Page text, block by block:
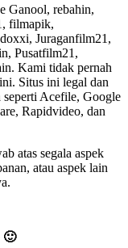
Ganool, rebahin,
filmapik,
Juraganfilm21,
Pusatfilm21,
Kami tidak pernah
Situs ini legal dan
seperti Acefile, Google
Rapidvideo, dan
atas segala aspek
atau aspek lain
🙂